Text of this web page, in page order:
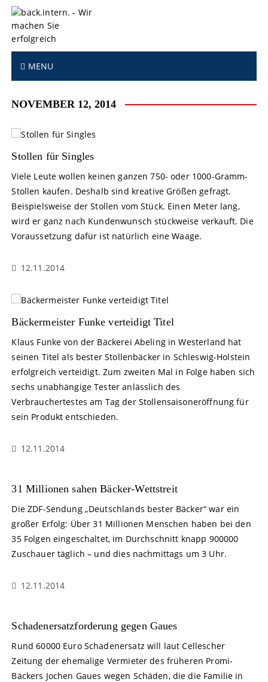
MENU
NOVEMBER 12, 2014
Stollen für Singles
Viele Leute wollen keinen ganzen 750- oder 1000-Gramm-
Stollen kaufen. Deshalb sind kreative Größen gefragt.
Beispielsweise der Stollen vom Stück. Einen Meter lang,
wird er ganz nach Kundenwunsch stückweise verkauft. Die
Voraussetzung dafür ist natürlich eine Waage.
12.11.2014
Bäckermeister Funke verteidigt Titel
Klaus Funke von der Bäckerei Abeling in Westerland hat
seinen Titel als bester Stollenbäcker in Schleswig-Holstein
erfolgreich verteidigt. Zum zweiten Mal in Folge haben sich
sechs unabhängige Tester anlässlich des
Verbrauchertestes am Tag der Stollensaisoneröffnung für
sein Produkt entschieden.
12.11.2014
31 Millionen sahen Bäcker-Wettstreit
Die ZDF-Sendung „Deutschlands bester Bäcker“ war ein
großer Erfolg: Über 31 Millionen Menschen haben bei den
35 Folgen eingeschaltet, im Durchschnitt knapp 900000
Zuschauer täglich – und dies nachmittags um 3 Uhr.
12.11.2014
Schadenersatzforderung gegen Gaues
Rund 60000 Euro Schadenersatz will laut Cellescher
Zeitung der ehemalige Vermieter des früheren Promi-
Bäckers Jochen Gaues wegen Schäden, die die Familie in